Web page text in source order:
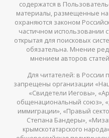
содержатся в
материалы, размещенные
охраняются законом
частичном использовании
открытая для поисковых
обязательна. Мнение
мнением авторов
Для читателей: в России
запрещены организации
«Свидетели Иеговы»,
общенациональный союз»,
иммиграции», «Правый
Степана Бандеры»,
крымскотатарского